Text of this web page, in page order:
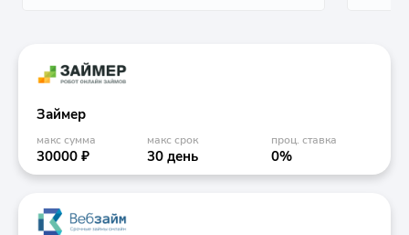
Займер
макс сумма
30000 ₽
макс срок
30 день
проц. ставка
0%